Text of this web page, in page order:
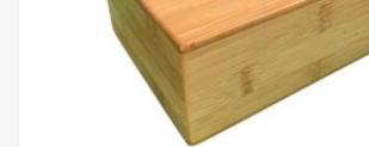
Add to Wishlist